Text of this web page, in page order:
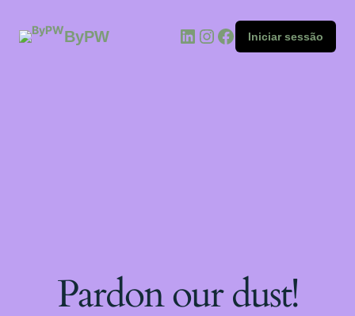
ByPW Iniciar sessão
Pardon our dust!